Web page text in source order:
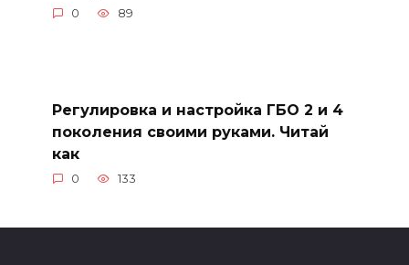
0 89
Регулировка и настройка ГБО 2 и 4
поколения своими руками. Читай
как
0 133